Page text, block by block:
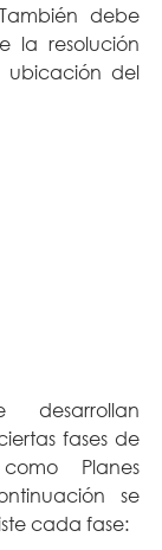
debe
la resolución
del
desarrollan
fases de
Planes
se
cada fase: